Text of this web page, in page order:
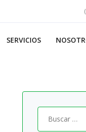
SERVICIOS
por: